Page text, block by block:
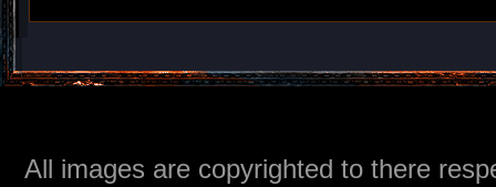
All images are copyrighted to there